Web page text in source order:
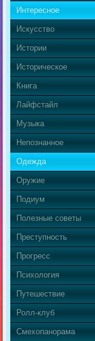
Интересное
Искусство
Истории
Историческое
Книга
Лайфстайл
Музыка
Непознанное
Одежда
Оружие
Подиум
Полезные советы
Преступность
Прогресс
Психология
Путешествие
Ролл-клуб
Смехопанорама